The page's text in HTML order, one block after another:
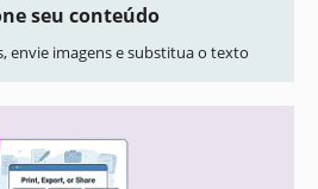
seu conteúdo
envie imagens e substitua o texto